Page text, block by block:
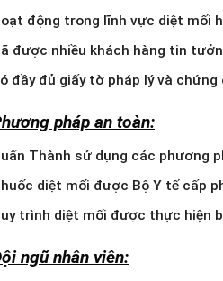
động trong lĩnh vực diệt mối
được nhiều khách hàng tin
đầy đủ giấy tờ pháp lý và chứng
pháp an toàn:
Thành sử dụng các phương
diệt mối được Bộ Y tế cấp
trình diệt mối được thực hiện
ngũ nhân viên: